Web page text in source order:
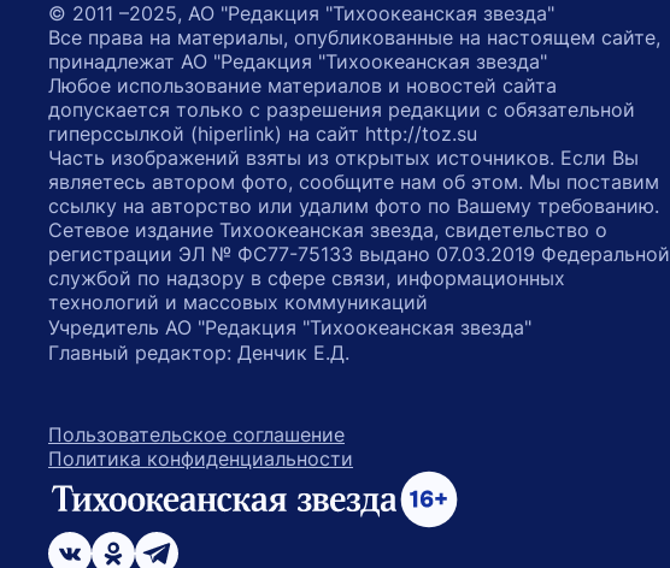
© 2011 –2025, АО "Редакция "Тихоокеанская звезда"
Все права на материалы, опубликованные на настоящем сайте,
принадлежат АО "Редакция "Тихоокеанская звезда"
Любое использование материалов и новостей сайта
допускается только с разрешения редакции с обязательной
гиперссылкой (hiperlink) на сайт http://toz.su
Часть изображений взяты из открытых источников. Если Вы
являетесь автором фото, сообщите нам об этом. Мы поставим
ссылку на авторство или удалим фото по Вашему требованию.
Сетевое издание Тихоокеанская звезда, свидетельство о
регистрации ЭЛ № ФС77-75133 выдано 07.03.2019 Федеральной
службой по надзору в сфере связи, информационных
технологий и массовых коммуникаций
Учредитель АО "Редакция "Тихоокеанская звезда"
Главный редактор: Денчик Е.Д.
Пользовательское соглашение
Политика конфиденциальности
ссылка на главную
возрастное ограничение 16+
ссылка на страницу в Вконтакте
ссылка на страницу в Одноклассниках
ссылка на канал в Телеграмм